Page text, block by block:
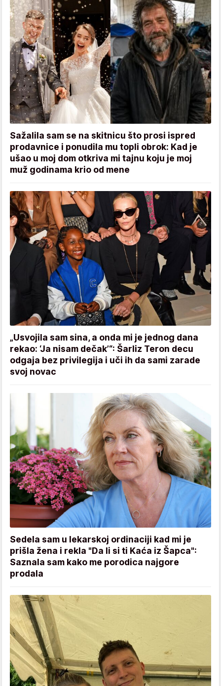
Sažalila sam se na skitnicu što prosi ispred
prodavnice i ponudila mu topli obrok: Kad je
ušao u moj dom otkriva mi tajnu koju je moj
muž godinama krio od mene
„Usvojila sam sina, a onda mi je jednog dana
rekao: ‘Ja nisam dečak’“: Šarliz Teron decu
odgaja bez privilegija i uči ih da sami zarade
svoj novac
Sedela sam u lekarskoj ordinaciji kad mi je
prišla žena i rekla "Da li si ti Kaća iz Šapca":
Saznala sam kako me porodica najgore
prodala